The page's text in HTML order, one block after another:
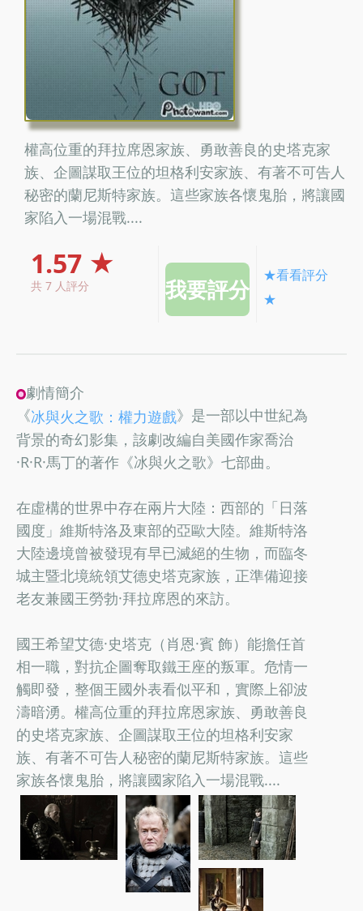
權高位重的拜拉席恩家族、勇敢善良的史塔克家
族、企圖謀取王位的坦格利安家族、有著不可告人
秘密的蘭尼斯特家族。這些家族各懷鬼胎，將讓國
家陷入一場混戰....
1.57 ★
共 7 人評分
★看看評分
★
劇情簡介
《冰與火之歌：權力遊戲》是一部以中世紀為
背景的奇幻影集，該劇改編自美國作家喬治
·R·R·馬丁的著作《冰與火之歌》七部曲。
在虛構的世界中存在兩片大陸：西部的「日落
國度」維斯特洛及東部的亞歐大陸。維斯特洛
大陸邊境曾被發現有早已滅絕的生物，而臨冬
城主暨北境統領艾德史塔克家族，正準備迎接
老友兼國王勞勃·拜拉席恩的來訪。
國王希望艾德·史塔克（肖恩·賓 飾）能擔任首
相一職，對抗企圖奪取鐵王座的叛軍。危情一
觸即發，整個王國外表看似平和，實際上卻波
濤暗湧。權高位重的拜拉席恩家族、勇敢善良
的史塔克家族、企圖謀取王位的坦格利安家
族、有著不可告人秘密的蘭尼斯特家族。這些
家族各懷鬼胎，將讓國家陷入一場混戰....